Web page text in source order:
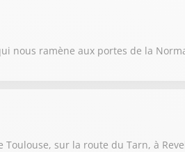
nous ramène aux portes de la
sur la route du Tarn, à